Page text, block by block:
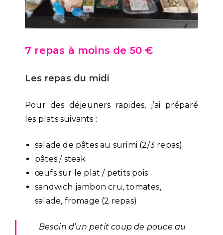
7 repas à moins de 50 €
Les repas du midi
Pour des déjeuners rapides, j’ai préparé
les plats suivants :
salade de pâtes au surimi (2/3 repas)
pâtes / steak
œufs sur le plat / petits pois
sandwich jambon cru, tomates,
salade, fromage (2 repas)
Besoin d’un petit coup de pouce au